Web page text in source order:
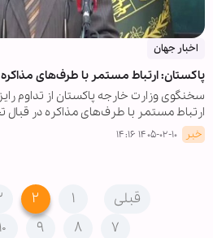
اخبار جهان
پاکستان: ارتباط مستمر با طرف‌های مذاکره
سخنگوی وزارت خارجه پاکستان از تداوم
ارتباط مستمر با طرف‌های مذاکره در قبال
خبر ۱۴۰۵-۰۲-۱۰ ۱۴:۱۶
قبلی ۱ ۲
۷
۸ ۹ ۱۰